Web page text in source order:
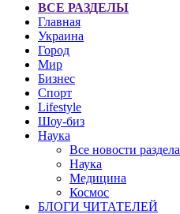
ВСЕ РАЗДЕЛЫ
Главная
Украина
Город
Мир
Бизнес
Спорт
Lifestyle
Шоу-биз
Наука
Все новости раздела
Наука
Медицина
Космос
БЛОГИ ЧИТАТЕЛЕЙ